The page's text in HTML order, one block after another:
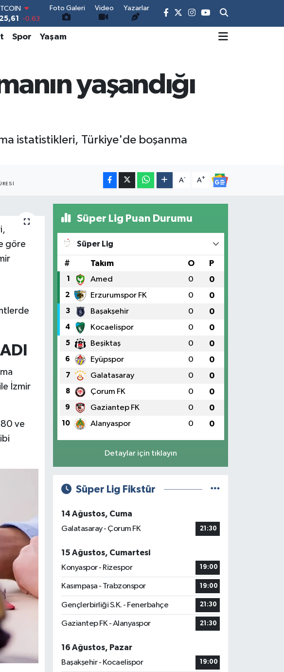
0.16
-0.02
0.45
Foto Galeri Video Yazarlar
Spor Yaşam
yaşandığı
istatistikleri, Türkiye'de boşanma
A- A+
göre
İzmir
ve
Süper Lig Puan Durumu
Süper Lig
# Takım O P
1 Amed 0 0
2 Erzurumspor FK 0 0
3 Başakşehir 0 0
4 Kocaelispor 0 0
5 Beşiktaş 0 0
6 Eyüpspor 0 0
7 Galatasaray 0 0
8 Çorum FK 0 0
9 Gaziantep FK 0 0
10 Alanyaspor 0 0
Detaylar için tıklayın
Süper Lig Fikstür
14 Ağustos, Cuma
Galatasaray - Çorum FK
21:30
15 Ağustos, Cumartesi
Konyaspor - Rizespor
19:00
Kasımpaşa - Trabzonspor 19:00
Gençlerbirliği S.K. - Fenerbahçe 21:30
Gaziantep FK - Alanyaspor 21:30
16 Ağustos, Pazar
Başakşehir - Kocaelispor
19:00